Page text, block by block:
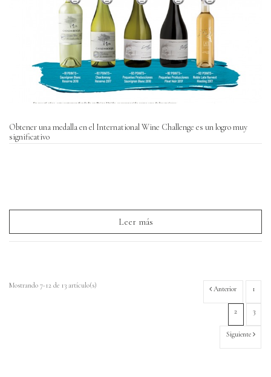
Obtener una medalla en el International Wine Challenge es un logro muy
significativo
Leer más
Mostrando 7-12 de 13 artículo(s) Anterior 1
2 3
Siguiente